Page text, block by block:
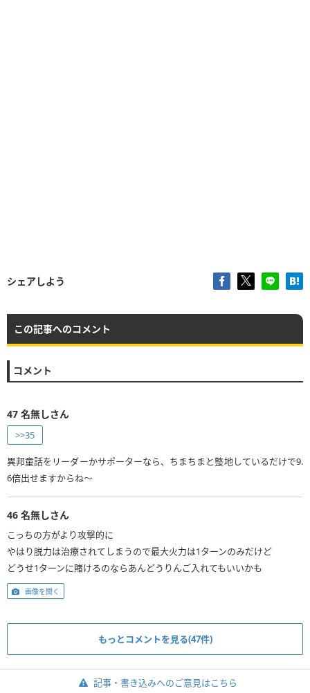
シェアしよう
この記事へのコメント
コメント
47 名無しさん
>>35
異邦童話をリーダーかサポーターなら、ちまちまと整地しているだけで9.
6倍出せますからね～
46 名無しさん
こっちの方がより攻撃的に
やはり脱力は治療されてしまうので最大火力は1ターンのみだけど
どうせ1ターンに賭けるのならあんどうりんご入れてもいいかも
画像を開く
もっとコメントを見る(47件)
記事・書き込みへのご意見はこちら